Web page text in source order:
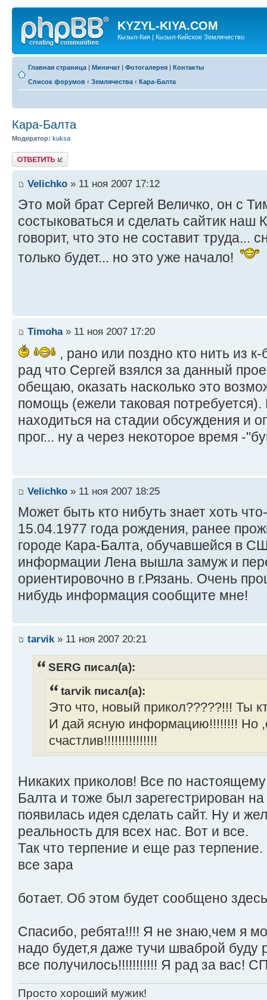
KYZYL-KIYA.COM
Кызыл-Кия | Кызыл-Кийское Землячество
Главная страница | Миничат | Фотогалерея | Контакты
Список форумов ‹ Землячества ‹ Кара-Балта
Кара-Балта
Модератор: kuksa
Ответить
Velichko » 11 ноя 2007 17:12
Это мой брат Сергей Величко, он с
состыковаться и сделать сайтик наш
говорит, что это не составит
только будет... но это уже начало!
Timoha» 11 ноя 2007 17:20
, рано или поздно кто нить из
рад что Сергей взялся за данный
обещаю, оказать насколько это
помощь (ежели таковая
находиться на стадии обсуждения и
прог... ну а через некоторое время -
Velichko » 11 ноя 2007 18:25
Может быть кто нибуть знает хоть
15.04.1977 года рождения, ранее
городе Кара-Балта, обучавшейся в
информации Лена вышла замуж и
ориентировочно в г.Рязань. Очень
нибудь информация сообщите мне!
tarvik » 11 ноя 2007 20:21
SERG писал(а):
tarvik писал(а):
Это что, новый прикол?????!!! Ты
И дай ясную информацию!!!!!!!! Но
счастлив!!!!!!!!!!!!!!!
Никаких приколов! Все по
Балта и тоже был зарегестрирован на
появилась идея сделать сайт. Ну и
реальность для всех нас. Вот и все.
Так что терпение и еще раз
все зара
ботает. Об этом будет сообщено
Спасибо, ребята!!!! Я не знаю,чем я
надо будет,я даже тучи шваброй буду
все получилось!!!!!!!!!!! Я рад за вас!
Просто хороший мужик!